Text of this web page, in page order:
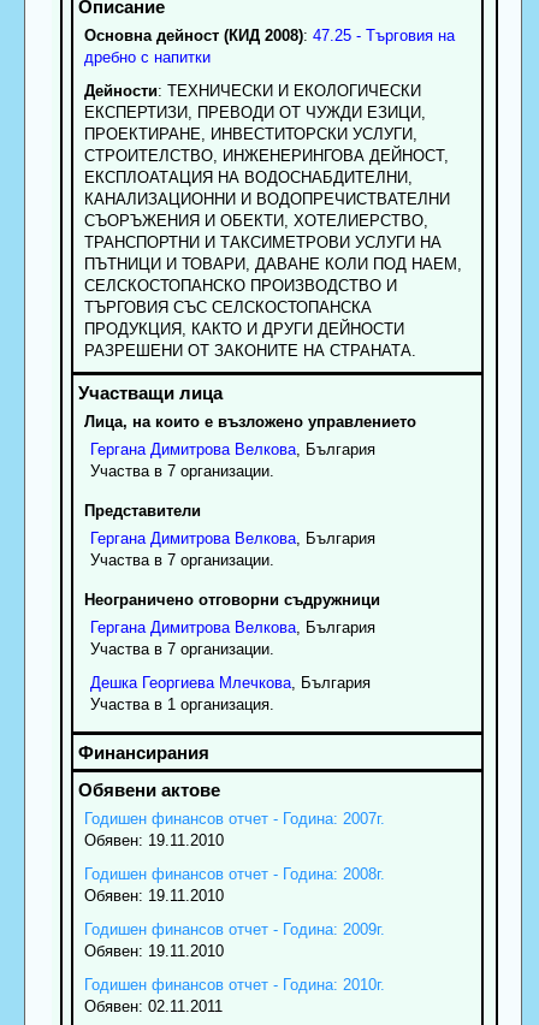
Основна дейност (КИД 2008): 47.25 - Търговия на
дребно с напитки
Дейности: ТЕХНИЧЕСКИ И ЕКОЛОГИЧЕСКИ
ЕКСПЕРТИЗИ, ПРЕВОДИ ОТ ЧУЖДИ ЕЗИЦИ,
ПРОЕКТИРАНЕ, ИНВЕСТИТОРСКИ УСЛУГИ,
СТРОИТЕЛСТВО, ИНЖЕНЕРИНГОВА ДЕЙНОСТ,
ЕКСПЛОАТАЦИЯ НА ВОДОСНАБДИТЕЛНИ,
КАНАЛИЗАЦИОННИ И ВОДОПРЕЧИСТВАТЕЛНИ
СЪОРЪЖЕНИЯ И ОБЕКТИ, ХОТЕЛИЕРСТВО,
ТРАНСПОРТНИ И ТАКСИМЕТРОВИ УСЛУГИ НА
ПЪТНИЦИ И ТОВАРИ, ДАВАНЕ КОЛИ ПОД НАЕМ,
СЕЛСКОСТОПАНСКО ПРОИЗВОДСТВО И
ТЪРГОВИЯ СЪС СЕЛСКОСТОПАНСКА
ПРОДУКЦИЯ, КАКТО И ДРУГИ ДЕЙНОСТИ
РАЗРЕШЕНИ ОТ ЗАКОНИТЕ НА СТРАНАТА.
Лица, на които е възложено управлението
Гергана Димитрова Велкова, България
Участва в 7 организации.
Представители
Гергана Димитрова Велкова, България
Участва в 7 организации.
Неограничено отговорни съдружници
Гергана Димитрова Велкова, България
Участва в 7 организации.
Дешка Георгиева Млечкова, България
Участва в 1 организация.
Годишен финансов отчет - Година: 2007г.
Обявен: 19.11.2010
Годишен финансов отчет - Година: 2008г.
Обявен: 19.11.2010
Годишен финансов отчет - Година: 2009г.
Обявен: 19.11.2010
Годишен финансов отчет - Година: 2010г.
Обявен: 02.11.2011